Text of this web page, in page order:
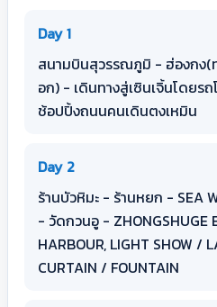
Day 1
สนามบินสุวรรณภูมิ - ฮ่องกง(
อก) - เดินทางสู่เซินเจิ้นโดยร
ช้อปปิ้งถนนคนเดินตงเหมิน
Day 2
ร้านบัวหิมะ - ร้านหยก - SEA
- วัดกวนอู - ZHONGSHUGE
HARBOUR, LIGHT SHOW /
CURTAIN / FOUNTAIN